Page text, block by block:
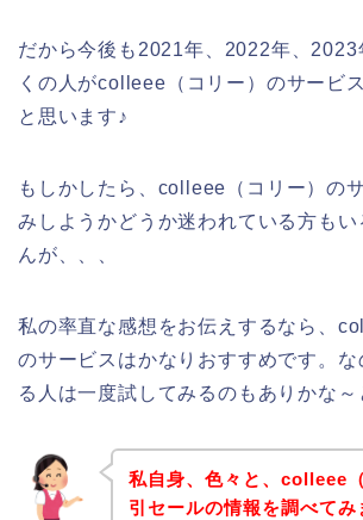
だから今後も2021年、2022年、2023
くの人がcolleee（コリー）のサービ
と思います♪
もしかしたら、colleee（コリー）の
みしようかどうか迷われている方も
んが、、、
私の率直な感想をお伝えするなら、
のサービスはかなりおすすめです。な
る人は一度試してみるのもありかな～
私自身、色々と、colleee
引セールの情報を調べてみ